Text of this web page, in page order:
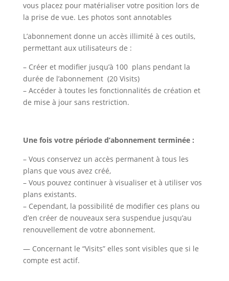
vous placez pour matérialiser votre position lors de
la prise de vue. Les photos sont annotables
L’abonnement donne un accès illimité à ces outils,
permettant aux utilisateurs de :
– Créer et modifier jusqu’à 100 plans pendant la
durée de l’abonnement (20 Visits)
– Accéder à toutes les fonctionnalités de création et
de mise à jour sans restriction.
Une fois votre période d’abonnement terminée :
– Vous conservez un accès permanent à tous les
plans que vous avez créé,
– Vous pouvez continuer à visualiser et à utiliser vos
plans existants.
– Cependant, la possibilité de modifier ces plans ou
d’en créer de nouveaux sera suspendue jusqu’au
renouvellement de votre abonnement.
— Concernant le “Visits” elles sont visibles que si le
compte est actif.